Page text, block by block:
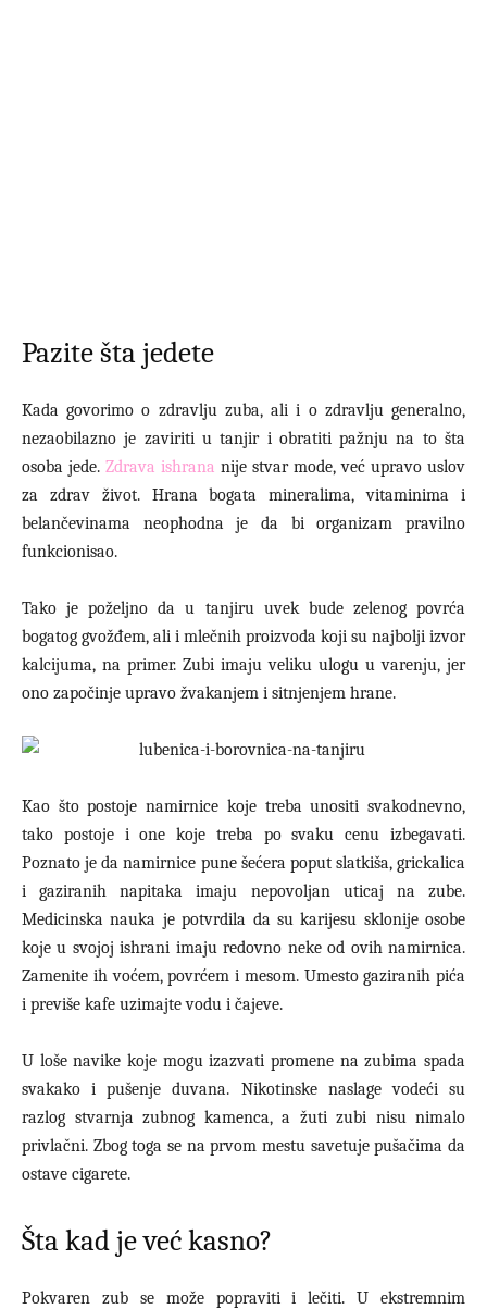
Pazite šta jedete
Kada govorimo o zdravlju zuba, ali i o zdravlju generalno,
nezaobilazno je zaviriti u tanjir i obratiti pažnju na to šta
osoba jede. Zdrava ishrana nije stvar mode, već upravo uslov
za zdrav život. Hrana bogata mineralima, vitaminima i
belančevinama neophodna je da bi organizam pravilno
funkcionisao.
Tako je poželjno da u tanjiru uvek bude zelenog povrća
bogatog gvožđem, ali i mlečnih proizvoda koji su najbolji izvor
kalcijuma, na primer. Zubi imaju veliku ulogu u varenju, jer
ono započinje upravo žvakanjem i sitnjenjem hrane.
Kao što postoje namirnice koje treba unositi svakodnevno,
tako postoje i one koje treba po svaku cenu izbegavati.
Poznato je da namirnice pune šećera poput slatkiša, grickalica
i gaziranih napitaka imaju nepovoljan uticaj na zube.
Medicinska nauka je potvrdila da su karijesu sklonije osobe
koje u svojoj ishrani imaju redovno neke od ovih namirnica.
Zamenite ih voćem, povrćem i mesom. Umesto gaziranih pića
i previše kafe uzimajte vodu i čajeve.
U loše navike koje mogu izazvati promene na zubima spada
svakako i pušenje duvana. Nikotinske naslage vodeći su
razlog stvarnja zubnog kamenca, a žuti zubi nisu nimalo
privlačni. Zbog toga se na prvom mestu savetuje pušačima da
ostave cigarete.
Šta kad je već kasno?
Pokvaren zub se može popraviti i lečiti. U ekstremnim